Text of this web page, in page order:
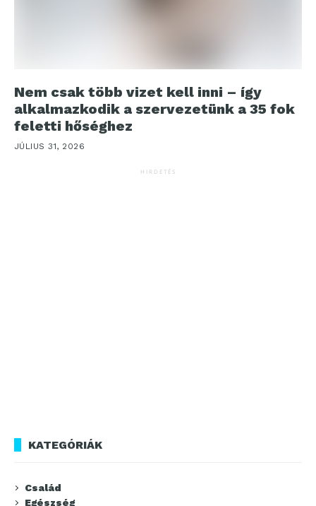
Nem csak több vizet kell inni – így
alkalmazkodik a szervezetünk a 35 fok
feletti hőséghez
JÚLIUS 31, 2026
HIRDETÉS
KATEGÓRIÁK
Család
Egészség